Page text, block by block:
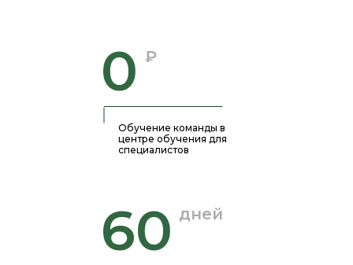
60 дней
Обучение команды в
центре обучения для
специалистов
0 ₽